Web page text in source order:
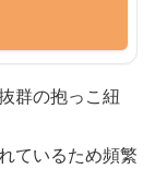
群の抱っこ紐
ているため頻繁